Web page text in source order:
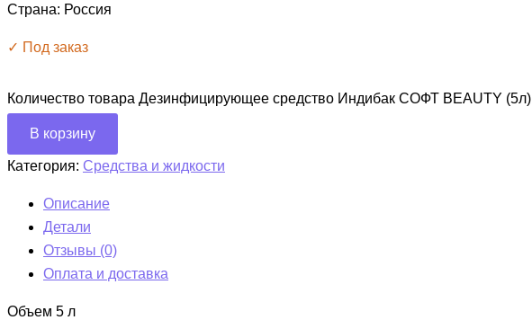
Страна: Россия
✓ Под заказ
Количество товара Дезинфицирующее средство Индибак СОФТ BEAUTY (5л)
В корзину
Категория: Средства и жидкости
Описание
Детали
Отзывы (0)
Оплата и доставка
Объем 5 л